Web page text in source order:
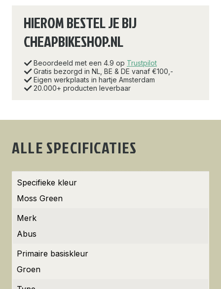
HIEROM BESTEL JE BIJ
CHEAPBIKESHOP.NL
Beoordeeld met een 4.9 op Trustpilot
Gratis bezorgd in NL, BE & DE vanaf €100,-
Eigen werkplaats in hartje Amsterdam
20.000+ producten leverbaar
ALLE SPECIFICATIES
Specifieke kleur
Moss Green
Merk
Abus
Primaire basiskleur
Groen